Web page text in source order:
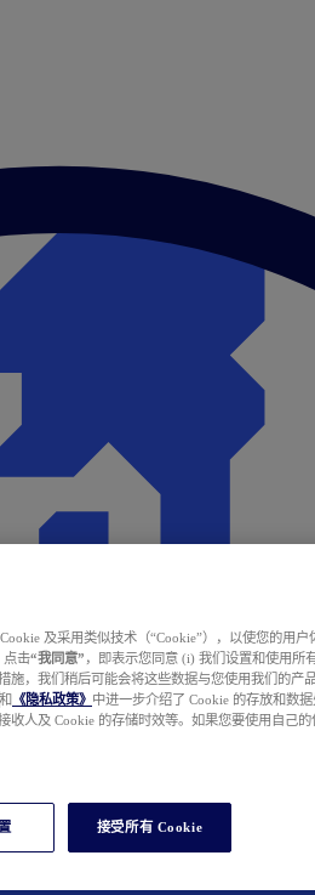
及采用类似技术（“Cookie”），以使您的用户
点击“我同意” ，即表示您同意 (i) 我们设置和使用所
施，我们稍后可能会将这些数据与您使用我们的产
和 《隐私政策》 中进一步介绍了 Cookie 的存放和数据
收人及 Cookie 的存储时效等。如果您要使用自己
接受所有 Cookie